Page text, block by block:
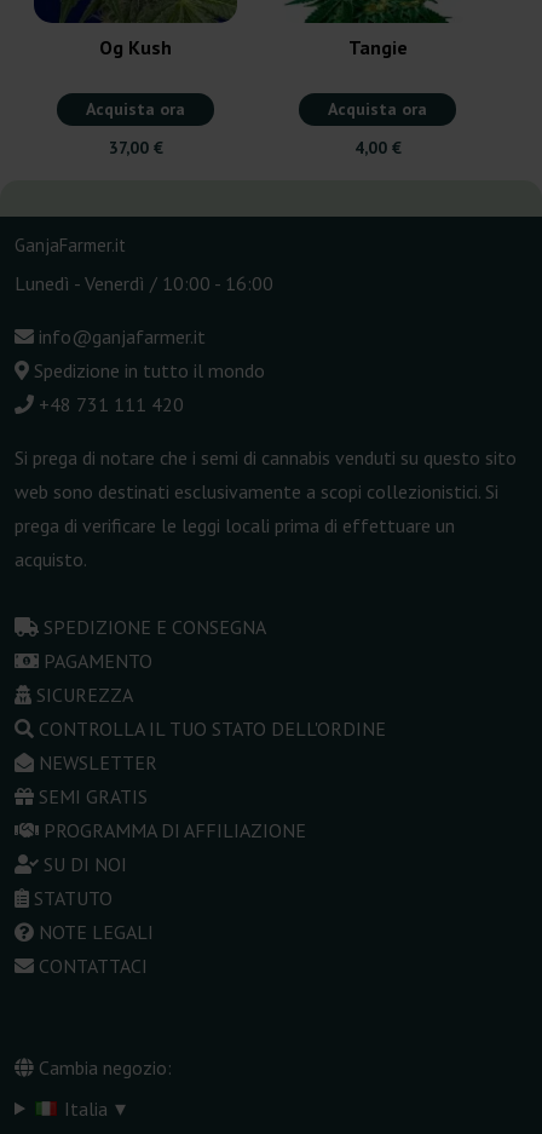
Og Kush
Acquista ora
37,00 €
Tangie
Acquista ora
4,00 €
GanjaFarmer.it
Lunedì - Venerdì / 10:00 - 16:00
info@ganjafarmer.it
Spedizione in tutto il mondo
+48 731 111 420
Si prega di notare che i semi di cannabis venduti su questo sito
web sono destinati esclusivamente a scopi collezionistici. Si
prega di verificare le leggi locali prima di effettuare un
acquisto.
SPEDIZIONE E CONSEGNA
PAGAMENTO
SICUREZZA
CONTROLLA IL TUO STATO DELL'ORDINE
NEWSLETTER
SEMI GRATIS
PROGRAMMA DI AFFILIAZIONE
SU DI NOI
STATUTO
NOTE LEGALI
CONTATTACI
Cambia negozio:
Italia ▾